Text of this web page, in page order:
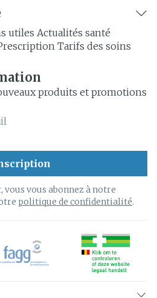
utiles Actualités santé
Tarifs des soins
produits et promotions
vous vous abonnez à notre
politique de confidentialité.